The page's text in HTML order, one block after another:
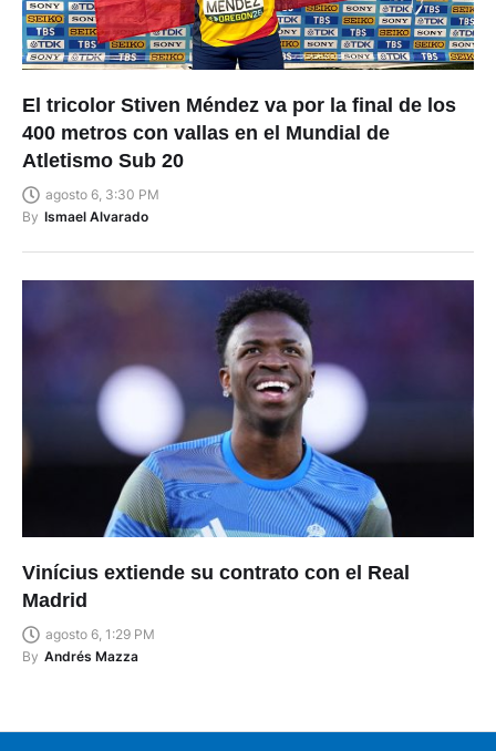
El tricolor Stiven Méndez va por la final de los
400 metros con vallas en el Mundial de
Atletismo Sub 20
agosto 6, 3:30 PM
By Ismael Alvarado
Vinícius extiende su contrato con el Real
Madrid
agosto 6, 1:29 PM
By Andrés Mazza